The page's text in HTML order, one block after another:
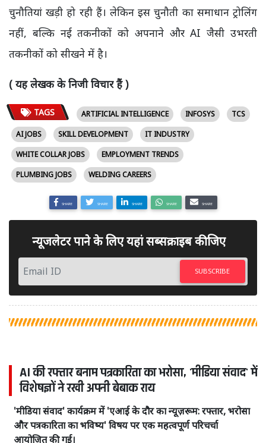
चुनौतियां खड़ी हो रही हैं। लेकिन इस चुनौती का समाधान ट्रोलिंग
नहीं, बल्कि नई तकनीकों को अपनाने और AI जैसी उभरती
तकनीकों को सीखने में है।
( यह लेखक के निजी विचार हैं )
TAGS ARTIFICIAL INTELLIGENCE INFOSYS
TCS
AI JOBS
SKILL DEVELOPMENT
IT INDUSTRY
WHITE COLLAR JOBS
EMPLOYMENT TRENDS
PLUMBING JOBS
WELDING CAREERS
SHARE SHARE SHARE SHARE SHARE
न्यूजलेटर पाने के लिए यहां सब्सक्राइब कीजिए
SUBSCRIBE
AI की रफ्तार बनाम पत्रकारिता का भरोसा, 'मीडिया संवाद' में
विशेषज्ञों ने रखी अपनी बेबाक राय
'मीडिया संवाद' कार्यक्रम में 'एआई के दौर का न्यूज़रूम: रफ्तार, भरोसा
और पत्रकारिता का भविष्य' विषय पर एक महत्वपूर्ण परिचर्चा
आयोजित की गई।